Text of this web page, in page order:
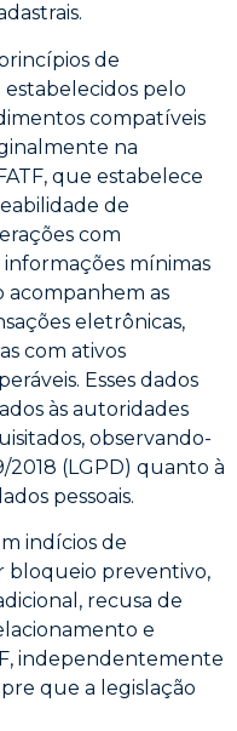
de
estabelecidos pelo
compatíveis
na
que estabelece
de
com
mínimas
acompanhem as
eletrônicas,
com ativos
Esses dados
às autoridades
observando-
2018 (LGPD) quanto à
pessoais.
indícios de
bloqueio preventivo,
recusa de
e
independentemente
que a legislação